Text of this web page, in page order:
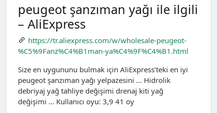
peugeot şanzıman yağı ile ilgili
– AliExpress
https://tr.aliexpress.com/w/wholesale-peugeot-
%C5%9Fanz%C4%B1man-ya%C4%9F%C4%B1.html
Size en uygununu bulmak için AliExpress’teki en iyi
peugeot şanzıman yağı yelpazesini … Hidrolik
debriyaj yağ tahliye değişimi drenaj kiti yağ
değişimi … Kullanıcı oyu: 3,9 41 oy